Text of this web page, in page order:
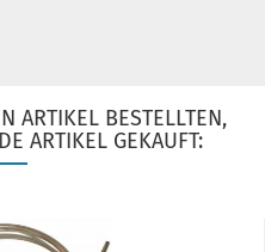
ARTIKEL BESTELLTEN,
ARTIKEL GEKAUFT: